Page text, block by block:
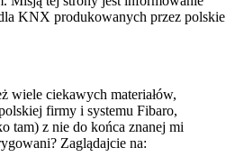
KNX produkowanych przez polskie
wiele ciekawych materiałów,
firmy i systemu Fibaro,
tam) z nie do końca znanej mi
Zaglądajcie na: